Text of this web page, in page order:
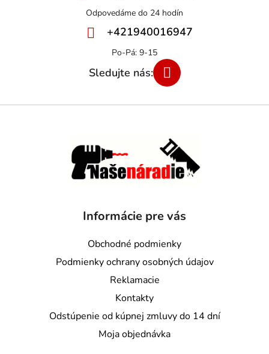
+421940016947
Informácie pre vás
Obchodné podmienky
Podmienky ochrany osobných údajov
Reklamacie
Kontakty
Odstúpenie od kúpnej zmluvy do 14 dní
Moja objednávka